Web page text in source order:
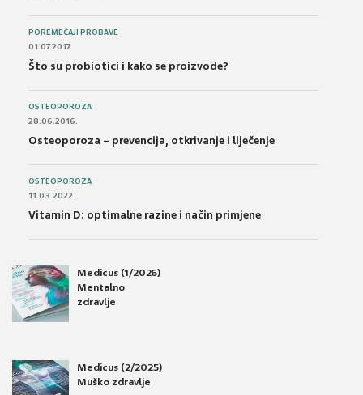
POREMEĆAJI PROBAVE
01.07.2017.
Što su probiotici i kako se proizvode?
OSTEOPOROZA
28.06.2016.
Osteoporoza – prevencija, otkrivanje i liječenje
OSTEOPOROZA
11.03.2022.
Vitamin D: optimalne razine i način primjene
Medicus (1/2026)
Mentalno
zdravlje
Medicus (2/2025)
Muško zdravlje